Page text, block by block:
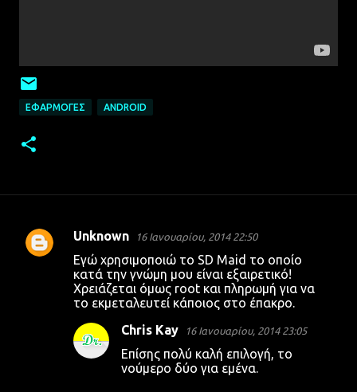
ΕΦΑΡΜΟΓΈΣ ANDROID
Σ
Unknown 16 Ιανουαρίου, 2014 22:50
Εγώ χρησιμοποιώ το SD Maid το οποίο
κατά την γνώμη μου είναι εξαιρετικό!
Χρειάζεται όμως root και πληρωμή για να
το εκμεταλευτεί κάποιος στο έπακρο.
Chris Kay 16 Ιανουαρίου, 2014 23:05
Επίσης πολύ καλή επιλογή, το
νούμερο δύο για εμένα.